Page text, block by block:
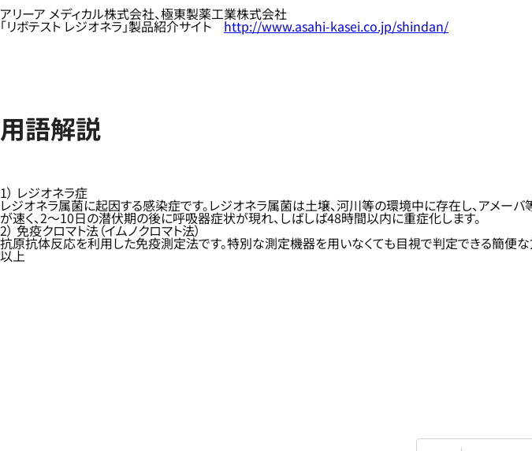
アリーア メディカル株式会社、極東製薬工業株式会社
「リボテスト レジオネラ」製品紹介サイト http://www.asahi-kasei.co.jp/shindan/
用語解説
1） レジオネラ症
レジオネラ属菌に起因する感染症です。レジオネラ属菌は土壌、河川等の環境中に存在し、アメー
が速く、2～10日の潜伏期の後に呼吸器症状が現れ、しばしば48時間以内に重症化します。
2） 免疫クロマト法（イムノクロマト法）
抗原抗体反応を利用した免疫測定法です。特別な測定機器を用いなくても目視で判定できる簡便な
以上